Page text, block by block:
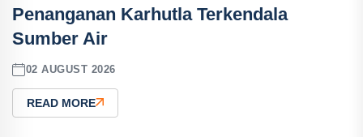
Penanganan Karhutla Terkendala
Sumber Air
02 AUGUST 2026
READ MORE